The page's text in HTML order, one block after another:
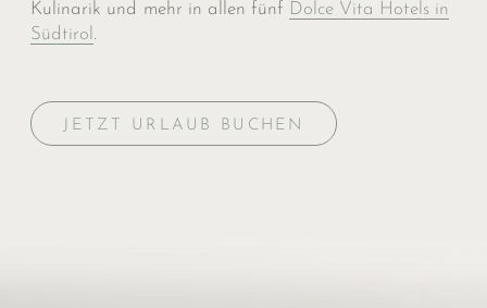
Kulinarik und mehr in allen fünf Dolce Vita Hotels in
Südtirol .
JETZT URLAUB BUCHEN